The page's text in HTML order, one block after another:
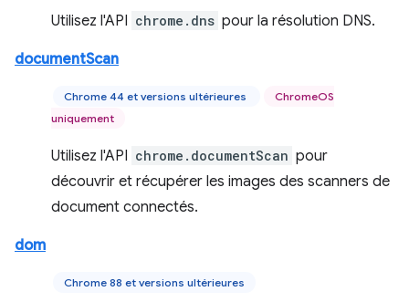
Utilisez l'API chrome.dns pour la résolution DNS.
documentScan
Chrome 44 et versions ultérieures
ChromeOS
uniquement
Utilisez l'API chrome.documentScan pour
découvrir et récupérer les images des scanners de
document connectés.
dom
Chrome 88 et versions ultérieures